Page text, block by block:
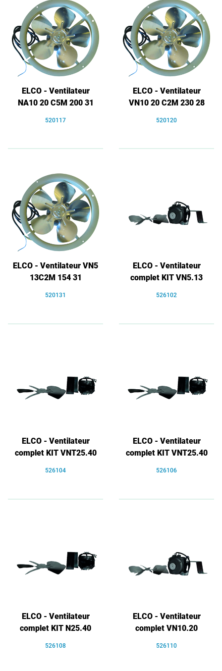
ELCO - Ventilateur
NA10 20 C5M 200 31
520117
ELCO - Ventilateur
VN10 20 C2M 230 28
520120
ELCO - Ventilateur VN5
13C2M 154 31
520131
ELCO - Ventilateur
complet KIT VN5.13
526102
ELCO - Ventilateur
complet KIT VNT25.40
526104
ELCO - Ventilateur
complet KIT VNT25.40
526106
ELCO - Ventilateur
complet KIT N25.40
526108
ELCO - Ventilateur
complet VN10.20
526110